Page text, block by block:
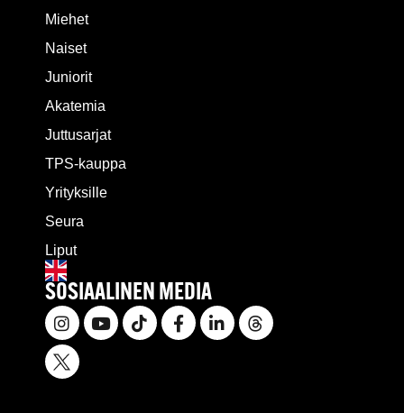
Miehet
Naiset
Juniorit
Akatemia
Juttusarjat
TPS-kauppa
Yrityksille
Seura
Liput
SOSIAALINEN MEDIA